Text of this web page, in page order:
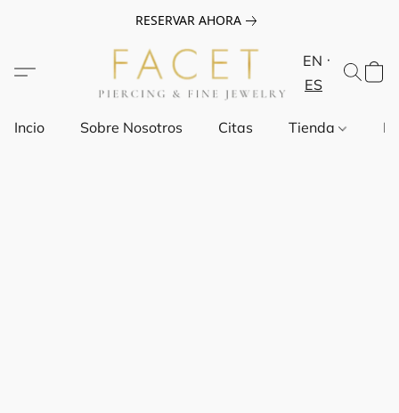
RESERVAR AHORA
EN
ES
Incio Sobre Nosotros Citas Tienda